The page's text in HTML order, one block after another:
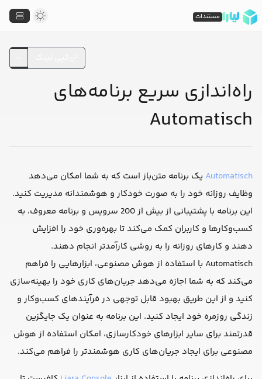
راه‌اندازی سریع برنامه‌های
Automatisch
Automatisch یک برنامه متن‌باز است که به شما امکان می‌دهد
وظایف روزانه خود را به صورت خودکار و هوشمندانه مدیریت کنید.
این برنامه با پشتیبانی از بیش از 200 سرویس و برنامه معروف، به
کسب‌وکارها و کاربران کمک می‌کند تا بهره‌وری خود را افزایش
دهند و کارهای روزانه را به روشی کارآمدتر انجام دهند.
Automatisch با استفاده از هوش مصنوعی، ابزارهایی را فراهم
می‌کند که به شما اجازه می‌دهد جریان‌های کاری خود را بهینه‌سازی
کنید و از این طریق بهبود قابل توجهی در فرآیندهای کسب‌وکار و
زندگی روزمره خود ایجاد کنید. این برنامه به عنوان یک جایگزین
قدرتمند برای سایر ابزارهای خودکارسازی، امکان استفاده از هوش
مصنوعی برای ایجاد جریان‌های کاری هوشمندتر را فراهم می‌کند.
مستندات